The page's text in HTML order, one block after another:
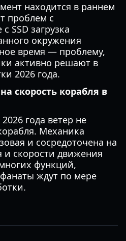
находится в раннем
проблем с
SSD загрузка
окружения
время — проблему,
активно решают в
2026 года.
скорость корабля в
года ветер не
Механика
и сосредоточена на
и скорости движения
функций,
ждут по мере